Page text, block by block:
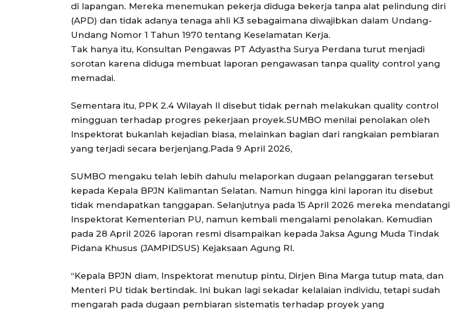
di lapangan. Mereka menemukan pekerja diduga bekerja tanpa alat pelindung diri
(APD) dan tidak adanya tenaga ahli K3 sebagaimana diwajibkan dalam Undang-
Undang Nomor 1 Tahun 1970 tentang Keselamatan Kerja.
Tak hanya itu, Konsultan Pengawas PT Adyastha Surya Perdana turut menjadi
sorotan karena diduga membuat laporan pengawasan tanpa quality control yang
memadai.
Sementara itu, PPK 2.4 Wilayah II disebut tidak pernah melakukan quality control
mingguan terhadap progres pekerjaan proyek.SUMBO menilai penolakan oleh
Inspektorat bukanlah kejadian biasa, melainkan bagian dari rangkaian pembiaran
yang terjadi secara berjenjang.Pada 9 April 2026,
SUMBO mengaku telah lebih dahulu melaporkan dugaan pelanggaran tersebut
kepada Kepala BPJN Kalimantan Selatan. Namun hingga kini laporan itu disebut
tidak mendapatkan tanggapan. Selanjutnya pada 15 April 2026 mereka mendatangi
Inspektorat Kementerian PU, namun kembali mengalami penolakan. Kemudian
pada 28 April 2026 laporan resmi disampaikan kepada Jaksa Agung Muda Tindak
Pidana Khusus (JAMPIDSUS) Kejaksaan Agung RI.
“Kepala BPJN diam, Inspektorat menutup pintu, Dirjen Bina Marga tutup mata, dan
Menteri PU tidak bertindak. Ini bukan lagi sekadar kelalaian individu, tetapi sudah
mengarah pada dugaan pembiaran sistematis terhadap proyek yang